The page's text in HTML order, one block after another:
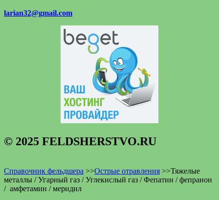
larian32@gmail.com
© 2025 FELDSHERSTVO.RU
Справочник фельдшера >>Острые отравления >>Тяжелые
металлы / Угарный газ / Углекислый газ / Фепатин / фепранон
/ амфетамин / меридил